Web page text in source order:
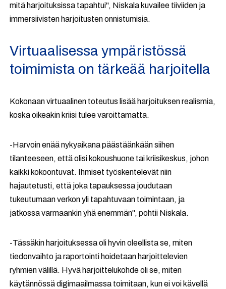
mitä harjoituksissa tapahtui", Niskala kuvailee tiiviiden ja
immersiivisten harjoitusten onnistumisia.
Virtuaalisessa ympäristössä
toimimista on tärkeää harjoitella
Kokonaan virtuaalinen toteutus lisää harjoituksen realismia,
koska oikeakin kriisi tulee varoittamatta.
-Harvoin enää nykyaikana päästäänkään siihen
tilanteeseen, että olisi kokoushuone tai kriisikeskus, johon
kaikki kokoontuvat. Ihmiset työskentelevät niin
hajautetusti, että joka tapauksessa joudutaan
tukeutumaan verkon yli tapahtuvaan toimintaan, ja
jatkossa varmaankin yhä enemmän", pohtii Niskala.
-Tässäkin harjoituksessa oli hyvin oleellista se, miten
tiedonvaihto ja raportointi hoidetaan harjoittelevien
ryhmien välillä. Hyvä harjoittelukohde oli se, miten
käytännössä digimaailmassa toimitaan, kun ei voi kävellä